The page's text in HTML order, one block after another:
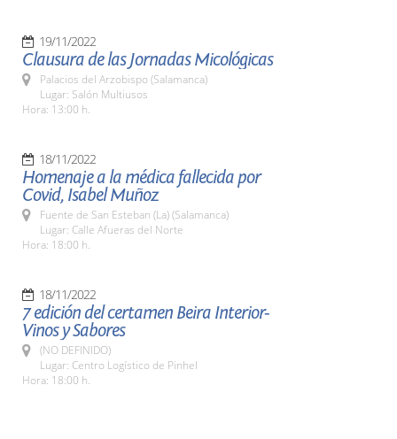
19/11/2022
Clausura de las Jornadas Micológicas
Palacios del Arzobispo (Salamanca)
Lugar: Salón Multiusos
Hora: 13:00 h.
18/11/2022
Homenaje a la médica fallecida por
Covid, Isabel Muñoz
Fuente de San Esteban (La) (Salamanca)
Lugar: Calle Afueras del Norte
Hora: 18:00 h.
18/11/2022
7 edición del certamen Beira Interior-
Vinos y Sabores
(NO DEFINIDO)
Lugar: Centro Logístico de Pinhel
Hora: 18:00 h.